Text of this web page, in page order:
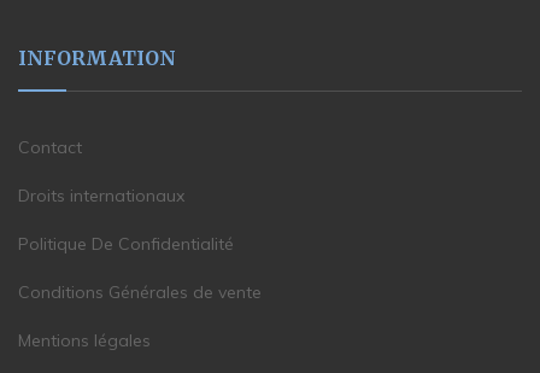
INFORMATION
Contact
Droits internationaux
Politique De Confidentialité
Conditions Générales de vente
Mentions légales